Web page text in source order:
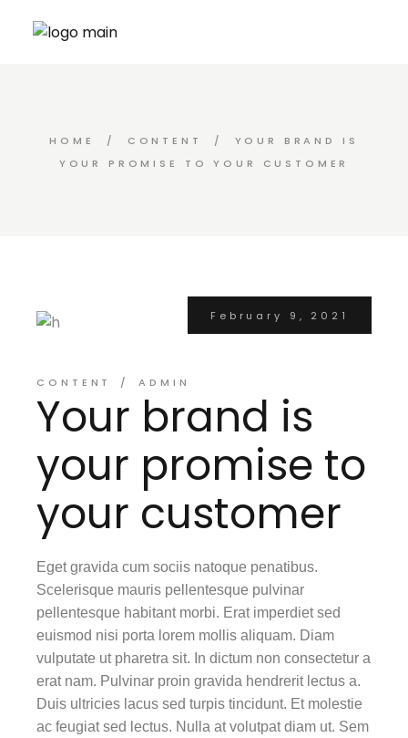
HOME CONTENT
YOUR BRAND IS
YOUR PROMISE TO YOUR CUSTOMER
February 9, 2021
CONTENT ADMIN
Your brand is
your promise to
your customer
Eget gravida cum sociis natoque penatibus.
Scelerisque mauris pellentesque pulvinar
pellentesque habitant morbi. Erat imperdiet sed
euismod nisi porta lorem mollis aliquam. Diam
vulputate ut pharetra sit. In dictum non consectetur a
erat nam. Pulvinar proin gravida hendrerit lectus a.
Duis ultricies lacus sed turpis tincidunt. Et molestie
ac feugiat sed lectus. Nulla at volutpat diam ut. Sem